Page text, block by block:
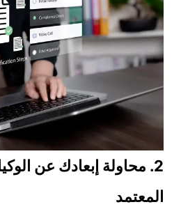
2. محاولة إبعادك عن
المعتمد